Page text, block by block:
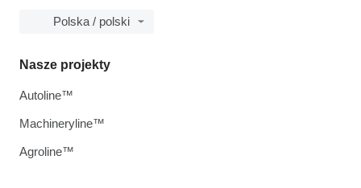
Polska / polski
Nasze projekty
Autoline™
Machineryline™
Agroline™